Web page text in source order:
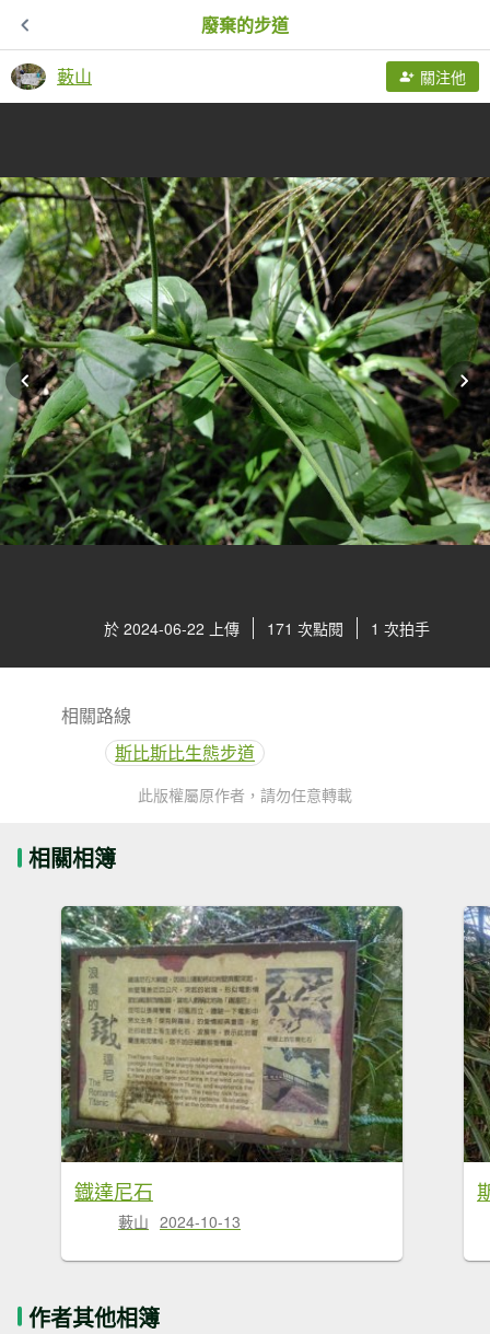
廢棄的步道
藪山 關注他
於 2024-06-22 上傳 171 次點閱 1 次拍手
相關路線
斯比斯比生態步道
此版權屬原作者，請勿任意轉載
相關相簿
鐡達尼石
藪山 2024-10-13
作者其他相簿